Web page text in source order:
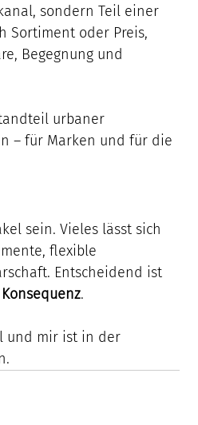
sondern Teil einer
Sortiment oder Preis,
Begegnung und
urbaner
– für Marken und für die
sein. Vieles lässt sich
flexible
Entscheidend ist
.
und mir ist in der